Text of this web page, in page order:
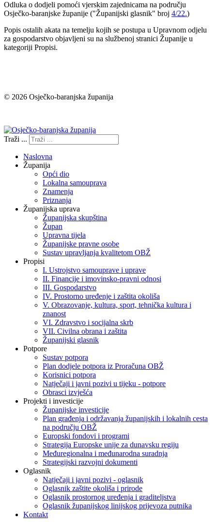
Odluka o dodjeli pomoći vjerskim zajednicama na području
Osječko-baranjske županije ("Županijski glasnik" broj 4/22.)
Popis ostalih akata na temelju kojih se postupa u Upravnom odjelu
za gospodarstvo objavljeni su na službenoj stranici Županije u
kategoriji Propisi.
© 2026 Osječko-baranjska županija
Traži ...
Naslovna
Županija
Opći dio
Lokalna samouprava
Znamenja
Priznanja
Županijska uprava
Županijska skupština
Župan
Upravna tijela
Županijske pravne osobe
Sustav upravljanja kvalitetom OBŽ
Propisi
I. Ustrojstvo samouprave i uprave
II. Financije i imovinsko-pravni odnosi
III. Gospodarstvo
IV. Prostorno uređenje i zaštita okoliša
V. Obrazovanje, kultura, sport, tehnička kultura i
znanost
VI. Zdravstvo i socijalna skrb
VII. Civilna obrana i zaštita
Županijski glasnik
Potpore
Sustav potpora
Plan dodjele potpora iz Proračuna OBŽ
Korisnici potpora
Natječaji i javni pozivi u tijeku - potpore
Obrasci izvješća
Projekti i investicije
Županijske investicije
Plan građenja i održavanja županijskih i lokalnih cesta
na području OBŽ
Europski fondovi i programi
Strategija Europske unije za dunavsku regiju
Međuregionalna i međunarodna suradnja
Strategijski razvojni dokumenti
Oglasnik
Natječaji i javni pozivi - oglasnik
Oglasnik zaštite okoliša i prirode
Oglasnik prostornog uređenja i graditeljstva
Oglasnik županijskog linijskog prijevoza putnika
Kontakt